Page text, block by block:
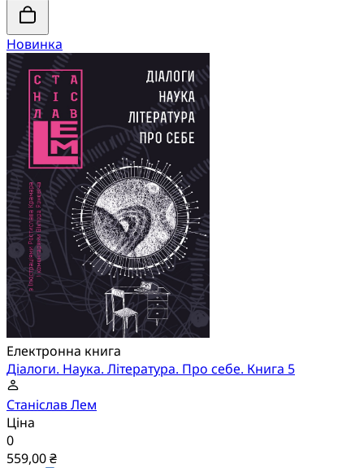
Новинка
Електронна книга
Діалоги. Наука. Література. Про себе. Книга 5
Станіслав Лем
Ціна
0
559,00 ₴